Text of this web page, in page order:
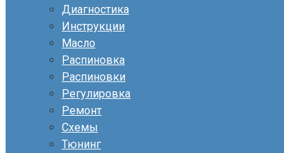
Диагностика
Инструкции
Масло
Распиновка
Распиновки
Регулировка
Ремонт
Схемы
Тюнинг